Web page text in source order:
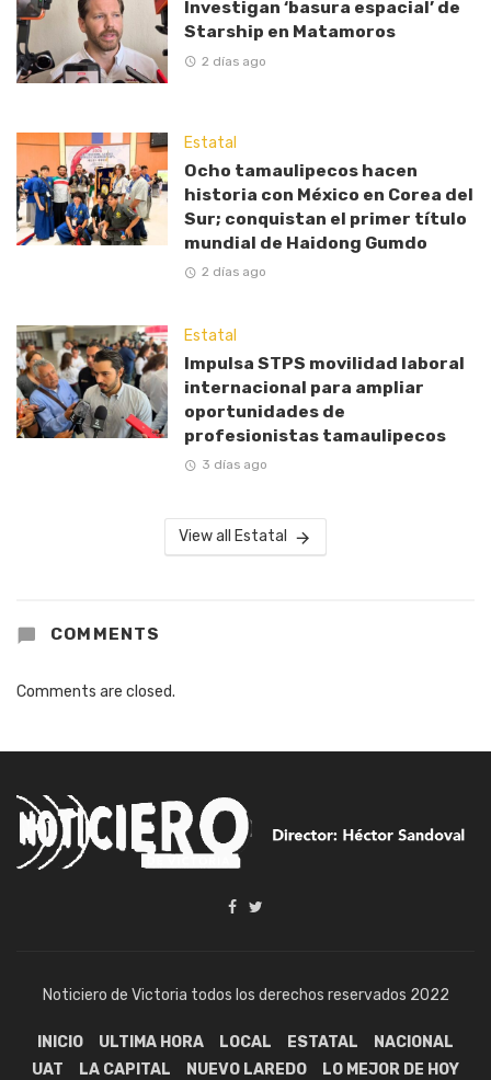
Investigan ‘basura espacial’ de
Starship en Matamoros
2 días ago
Estatal
Ocho tamaulipecos hacen
historia con México en Corea del
Sur; conquistan el primer título
mundial de Haidong Gumdo
2 días ago
Estatal
Impulsa STPS movilidad laboral
internacional para ampliar
oportunidades de
profesionistas tamaulipecos
3 días ago
View all Estatal
COMMENTS
Comments are closed.
Noticiero de Victoria todos los derechos reservados 2022
INICIO ULTIMA HORA LOCAL ESTATAL
NACIONAL
UAT
LA CAPITAL NUEVO LAREDO LO MEJOR DE HOY